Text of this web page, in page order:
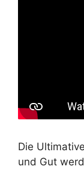
Die
und Gut